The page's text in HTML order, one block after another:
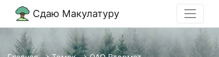
Сдаю Макулатуру